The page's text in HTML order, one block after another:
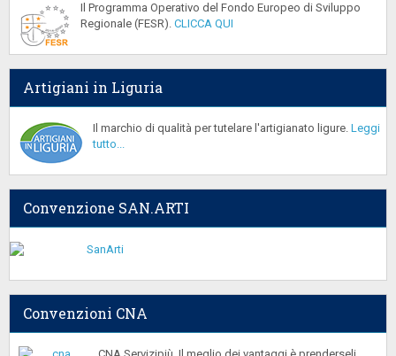
Il Programma Operativo del Fondo Europeo di Sviluppo
Regionale (FESR). CLICCA QUI
Artigiani in Liguria
Il marchio di qualità per tutelare l'artigianato ligure. Leggi
tutto...
Convenzione SAN.ARTI
Convenzioni CNA